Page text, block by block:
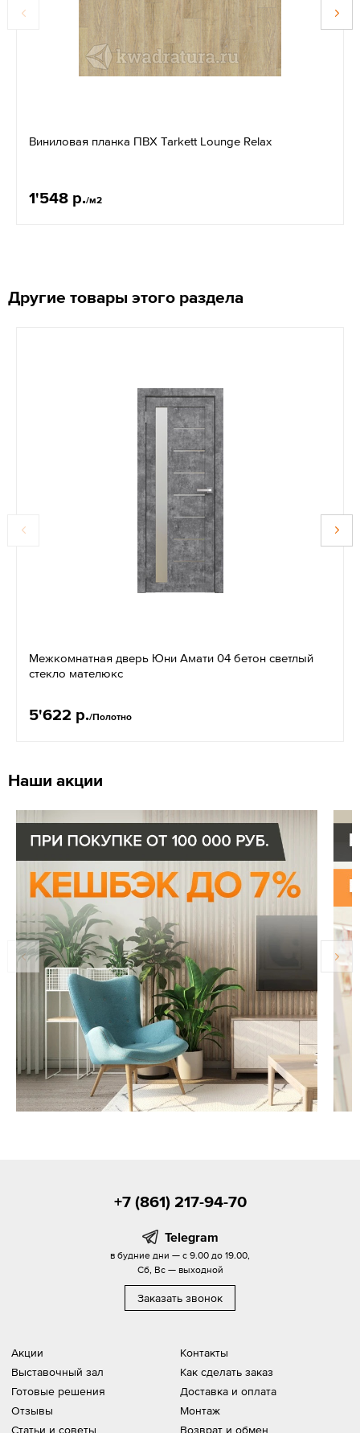
Виниловая планка ПВХ Tarkett Lounge Relax
1'548 р./м2
Другие товары этого раздела
Межкомнатная дверь Юни Амати 04 бетон светлый
стекло мателюкс
5'622 р./Полотно
Наши акции
Акции
Выставочный зал
Готовые решения
Отзывы
Статьи и советы
Контакты
Как сделать заказ
Доставка и оплата
Монтаж
Возврат и обмен
+7 (861) 217-94-70
Telegram
в будние дни — с 9.00 до 19.00,
Сб, Вс — выходной
Заказать звонок